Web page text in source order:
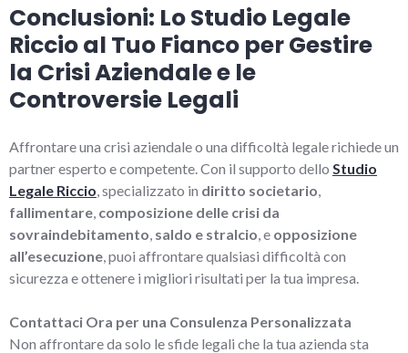
Conclusioni: Lo Studio Legale
Riccio al Tuo Fianco per Gestire
la Crisi Aziendale e le
Controversie Legali
Affrontare una crisi aziendale o una difficoltà legale richiede un
partner esperto e competente. Con il supporto dello Studio
Legale Riccio, specializzato in diritto societario,
fallimentare, composizione delle crisi da
sovraindebitamento, saldo e stralcio, e opposizione
all’esecuzione, puoi affrontare qualsiasi difficoltà con
sicurezza e ottenere i migliori risultati per la tua impresa.
Contattaci Ora per una Consulenza Personalizzata
Non affrontare da solo le sfide legali che la tua azienda sta